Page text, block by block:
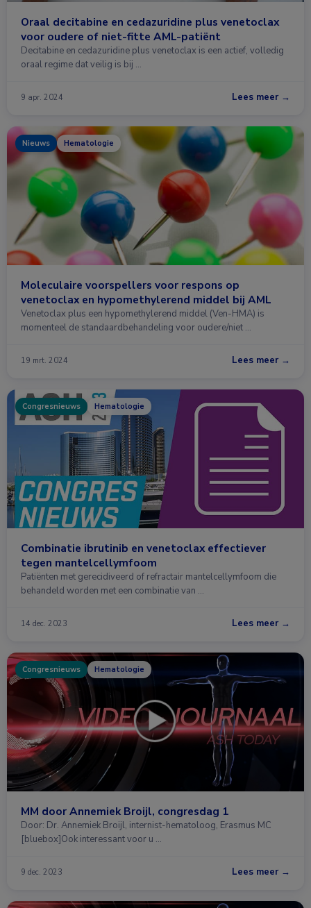
Oraal decitabine en cedazuridine plus venetoclax
voor oudere of niet-fitte AML-patiënt
Decitabine en cedazuridine plus venetoclax is een actief, volledig
oraal regime dat veilig is bij …
9 apr. 2024 Lees meer →
Nieuws Hematologie
Moleculaire voorspellers voor respons op
venetoclax en hypomethylerend middel bij AML
Venetoclax plus een hypomethylerend middel (Ven-HMA) is
momenteel de standaardbehandeling voor oudere/niet …
19 mrt. 2024 Lees meer →
Congresnieuws Hematologie
Combinatie ibrutinib en venetoclax effectiever
tegen mantelcellymfoom
Patiënten met gerecidiveerd of refractair mantelcellymfoom die
behandeld worden met een combinatie van …
14 dec. 2023 Lees meer →
Congresnieuws Hematologie
MM door Annemiek Broijl, congresdag 1
Door: Dr. Annemiek Broijl, internist-hematoloog, Erasmus MC
[bluebox]Ook interessant voor u …
9 dec. 2023 Lees meer →